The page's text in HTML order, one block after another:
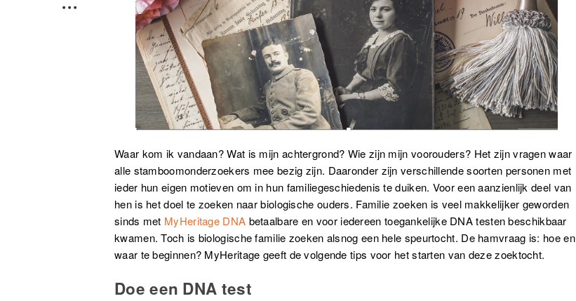
Waar kom ik vandaan? Wat is mijn achtergrond? Wie zijn mijn voorouders? Het zijn vragen waar
alle stamboomonderzoekers mee bezig zijn. Daaronder zijn verschillende soorten personen met
ieder hun eigen motieven om in hun familiegeschiedenis te duiken. Voor een aanzienlijk deel van
hen is het doel te zoeken naar biologische ouders. Familie zoeken is veel makkelijker geworden
sinds met MyHeritage DNA betaalbare en voor iedereen toegankelijke DNA testen beschikbaar
kwamen. Toch is biologische familie zoeken alsnog een hele speurtocht. De hamvraag is: hoe en
waar te beginnen? MyHeritage geeft de volgende tips voor het starten van deze zoektocht.
Doe een DNA test